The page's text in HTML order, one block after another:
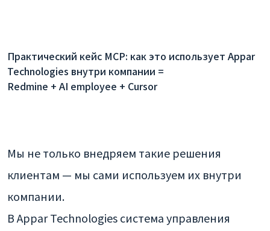
Практический кейс MCP: как это использует Appar
Technologies внутри компании =
Redmine + AI employee + Cursor
Мы не только внедряем такие решения
клиентам — мы сами используем их внутри
компании.
В Appar Technologies система управления